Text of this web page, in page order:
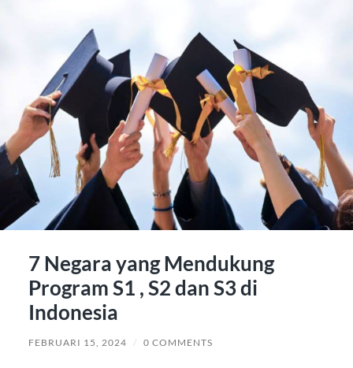
7 Negara yang Mendukung
Program S1 , S2 dan S3 di
Indonesia
FEBRUARI 15, 2024 / 0 COMMENTS